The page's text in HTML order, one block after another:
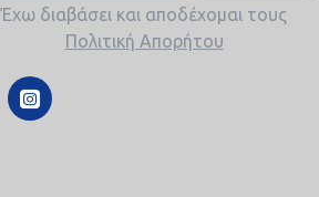
Έχω διαβάσει και αποδέχομαι τους
Πολιτική Απορήτου